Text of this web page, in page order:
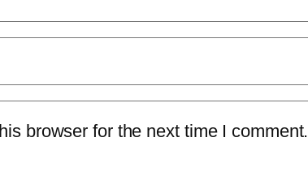
browser for the next time I comment.